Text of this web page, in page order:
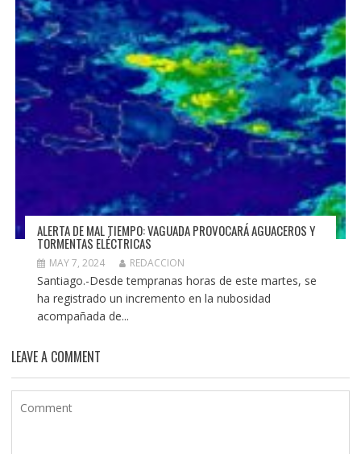
ALERTA DE MAL TIEMPO: VAGUADA PROVOCARÁ AGUACEROS Y
TORMENTAS ELÉCTRICAS
MAY 7, 2024 REDACCION
Santiago.-Desde tempranas horas de este martes, se
ha registrado un incremento en la nubosidad
acompañada de...
LEAVE A COMMENT